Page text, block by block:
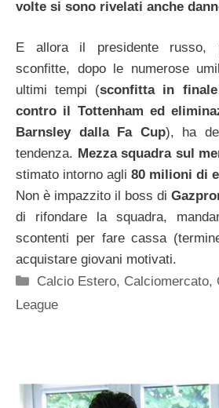
volte si sono rivelati anche
E allora il presidente russo,
sconfitte, dopo le numerose
ultimi tempi (sconfitta in
contro il Tottenham ed
Barnsley dalla Fa Cup), ha
tendenza. Mezza squadra sul
stimato intorno agli 80 milioni di
Non è impazzito il boss di
di rifondare la squadra,
scontenti per fare cassa
acquistare giovani motivati.
Categorie
Calcio Estero, Calciomercato,
League